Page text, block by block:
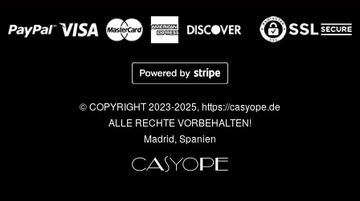
© COPYRIGHT 2023-2025, https://casyope.de
ALLE RECHTE VORBEHALTEN!
Madrid, Spanien